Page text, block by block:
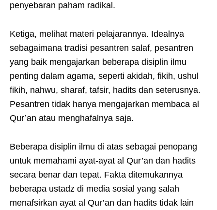
penyebaran paham radikal.
Ketiga, melihat materi pelajarannya. Idealnya
sebagaimana tradisi pesantren salaf, pesantren
yang baik mengajarkan beberapa disiplin ilmu
penting dalam agama, seperti akidah, fikih, ushul
fikih, nahwu, sharaf, tafsir, hadits dan seterusnya.
Pesantren tidak hanya mengajarkan membaca al
Qur’an atau menghafalnya saja.
Beberapa disiplin ilmu di atas sebagai penopang
untuk memahami ayat-ayat al Qur’an dan hadits
secara benar dan tepat. Fakta ditemukannya
beberapa ustadz di media sosial yang salah
menafsirkan ayat al Qur’an dan hadits tidak lain